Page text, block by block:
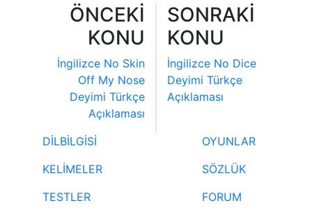
ÖNCEKİ
KONU
İngilizce No Skin
Off My Nose
Deyimi Türkçe
Açıklaması
SONRAKİ
KONU
İngilizce No Dice
Deyimi Türkçe
Açıklaması
DİLBİLGİSİ
KELİMELER
TESTLER
OYUNLAR
SÖZLÜK
FORUM